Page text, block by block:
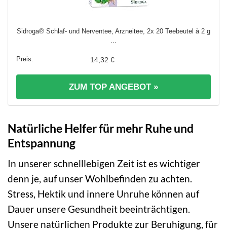
Sidroga® Schlaf- und Nerventee, Arzneitee, 2x 20 Teebeutel à 2 g
14,32 €
ZUM TOP ANGEBOT »
Natürliche Helfer für mehr Ruhe und
Entspannung
In unserer schnelllebigen Zeit ist es wichtiger
denn je, auf unser Wohlbefinden zu achten.
Stress, Hektik und innere Unruhe können auf
Dauer unsere Gesundheit beeinträchtigen.
Unsere natürlichen Produkte zur Beruhigung, für